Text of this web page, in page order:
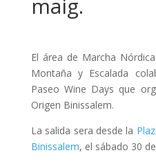
maig.
El área de Marcha
Montaña y Escalada
Paseo Wine Days que
Origen Binissalem.
La salida sera desde la
Binissalem, el sábado 30